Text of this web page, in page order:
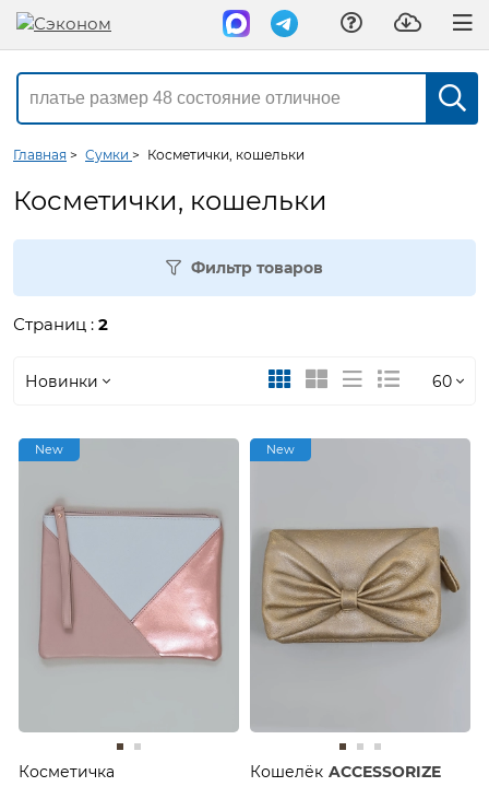
Главная > Сумки > Косметички, кошельки
Косметички, кошельки
Фильтр товаров
Страниц : 2
Новинки
Новинки
Дороже
60
30
120
New
Косметичка
New
Кошелёк ACCESSORIZE